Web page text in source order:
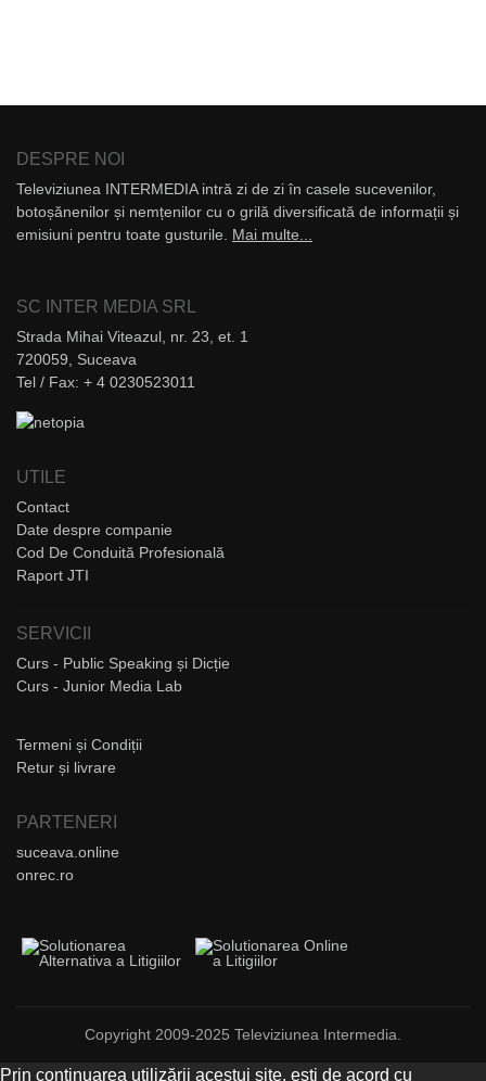
DESPRE NOI
Televiziunea INTERMEDIA intră zi de zi în casele sucevenilor,
botoșănenilor și nemțenilor cu o grilă diversificată de informații și
emisiuni pentru toate gusturile. Mai multe...
SC INTER MEDIA SRL
Strada Mihai Viteazul, nr. 23, et. 1
720059, Suceava
Tel / Fax: + 4 0230523011
UTILE
Contact
Date despre companie
Cod De Conduită Profesională
Raport JTI
SERVICII
Curs - Public Speaking și Dicție
Curs - Junior Media Lab
Termeni și Condiții
Retur și livrare
PARTENERI
suceava.online
onrec.ro
Copyright 2009-2025 Televiziunea Intermedia.
Prin continuarea utilizării acestui site, ești de acord cu